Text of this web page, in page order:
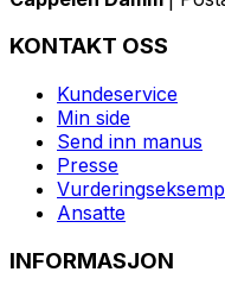
KONTAKT OSS
Kundeservice
Min side
Send inn manus
Presse
Ansatte
INFORMASJON